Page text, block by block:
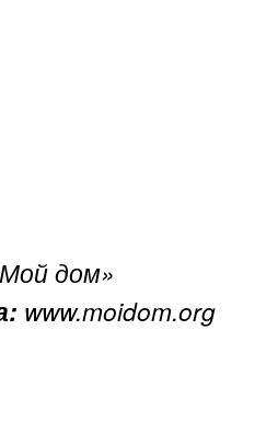
дом»
www.moidom.org